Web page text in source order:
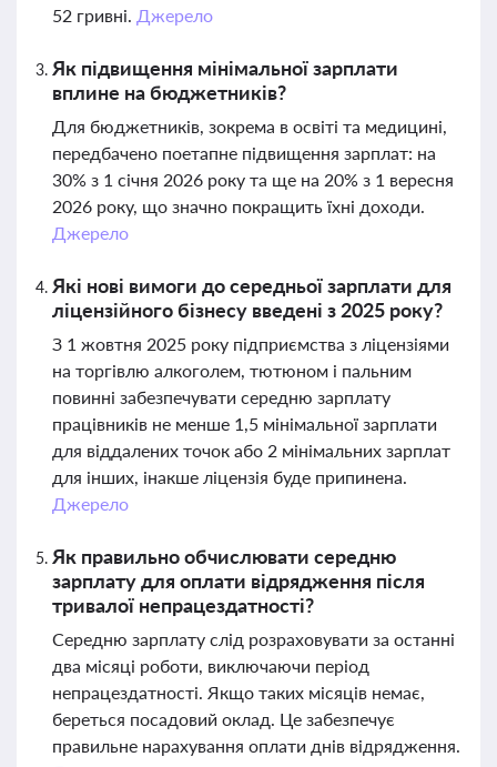
52 гривні. Джерело
Як підвищення мінімальної зарплати
вплине на бюджетників?
Для бюджетників, зокрема в освіті та медицині,
передбачено поетапне підвищення зарплат: на
30% з 1 січня 2026 року та ще на 20% з 1 вересня
2026 року, що значно покращить їхні доходи.
Джерело
Які нові вимоги до середньої зарплати для
ліцензійного бізнесу введені з 2025 року?
З 1 жовтня 2025 року підприємства з ліцензіями
на торгівлю алкоголем, тютюном і пальним
повинні забезпечувати середню зарплату
працівників не менше 1,5 мінімальної зарплати
для віддалених точок або 2 мінімальних зарплат
для інших, інакше ліцензія буде припинена.
Джерело
Як правильно обчислювати середню
зарплату для оплати відрядження після
тривалої непрацездатності?
Середню зарплату слід розраховувати за останні
два місяці роботи, виключаючи період
непрацездатності. Якщо таких місяців немає,
береться посадовий оклад. Це забезпечує
правильне нарахування оплати днів відрядження.